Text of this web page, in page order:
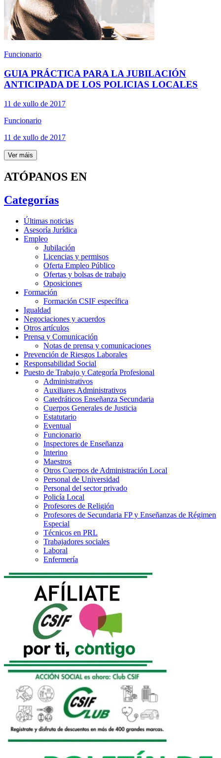
Funcionario
GUIA PRÁCTICA PARA LA JUBILACIÓN
ANTICIPADA DE LOS POLICIAS LOCALES
11 de xullo de 2017
Funcionario
11 de xullo de 2017
Ver máis
ATÓPANOS EN
Categorías
Últimas noticias
Asesoría Jurídica
Empleo
Jubilación
Licencias y permisos
Oferta Empleo Público
Ofertas y bolsas de trabajo
Oposiciones
Formación
Formación CSIF específica
Igualdad
Negociaciones y acuerdos
Otros artículos
Prensa y Comunicación
Notas de prensa y comunicaciones
Prevención de Riesgos Laborales
Responsabilidad Social
Puesto de Trabajo y Categoría Profesional
Administrativos
Auxiliares Administrativos
Catedráticos Enseñanza Secundaria
Cuerpos Generales de Justicia
Estatutario
Eventual
Funcionario
Inspectores de Enseñanza
Interino
Maestros
Otros Cuerpos de Administración Local
Personal de Universidad
Personal del sector privado
Policía Local
Profesores de Religión
Profesores de Secundaria FP y Enseñanzas de Régimen
Especial
Técnicos en PRL
Trabajadores sociales
Laboral
Enfermería